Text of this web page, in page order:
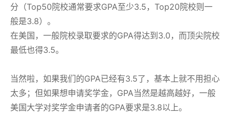
分（Top50院校通常要求GPA至少3.5，Top20院校则一
般是3.8）。
在美国，一般院校录取要求的GPA得达到3.0，而顶尖院校
最低也得3.5。
当然啦，如果我们的GPA已经有3.5了，基本上就不用担心
太多；但如果想申请奖学金，GPA当然是越高越好，一般
美国大学对奖学金申请者的GPA要求是3.8以上。